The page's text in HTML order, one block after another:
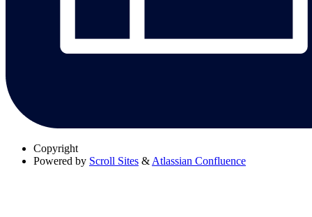
Copyright
Powered by Scroll Sites & Atlassian Confluence